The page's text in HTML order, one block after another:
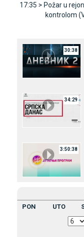
17:35 > Požar u
kontrolom
30:38
34:29
3:50:38
PON UTO